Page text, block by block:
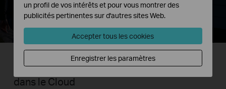
Enregistrement local sécurisé et stockage
dans le Cloud
un profil de vos intérêts et pour vous montrer des
publicités pertinentes sur d'autres sites Web.
Accepter tous les cookies
Enregistrer les paramètres